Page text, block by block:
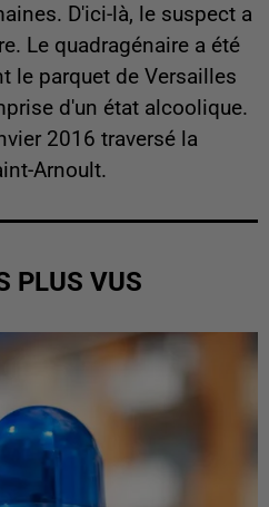
D'ici-là, le suspect a
Le quadragénaire a été
le parquet de Versailles
d'un état alcoolique.
2016 traversé la
Arnoult.
PLUS VUS